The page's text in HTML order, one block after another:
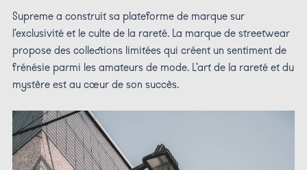
Supreme a construit sa plateforme de marque sur
l'exclusivité et le culte de la rareté. La marque de streetwear
propose des collections limitées qui créent un sentiment de
frénésie parmi les amateurs de mode. L'art de la rareté et du
mystère est au cœur de son succès.